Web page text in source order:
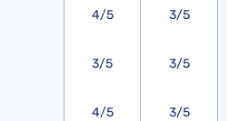
4/5
3/5
4/5
3/5
3/5
3/5